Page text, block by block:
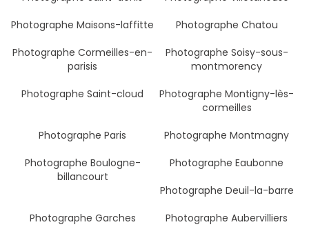
Photographe Maisons-laffitte
Photographe Chatou
Photographe Cormeilles-en-
parisis
Photographe Soisy-sous-
montmorency
Photographe Saint-cloud
Photographe Montigny-lès-
cormeilles
Photographe Paris
Photographe Montmagny
Photographe Boulogne-
billancourt
Photographe Eaubonne
Photographe Deuil-la-barre
Photographe Garches
Photographe Aubervilliers